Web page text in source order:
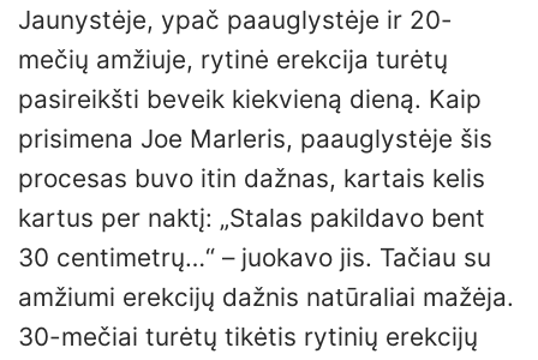
Jaunystėje, ypač paauglystėje ir 20-
mečių amžiuje, rytinė erekcija turėtų
pasireikšti beveik kiekvieną dieną. Kaip
prisimena Joe Marleris, paauglystėje šis
procesas buvo itin dažnas, kartais kelis
kartus per naktį: „Stalas pakildavo bent
30 centimetrų…“ – juokavo jis. Tačiau su
amžiumi erekcijų dažnis natūraliai mažėja.
30-mečiai turėtų tikėtis rytinių erekcijų